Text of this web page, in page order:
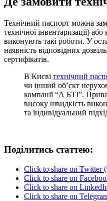
Технічний паспорт можна
технічної інвентаризації)
виконують такі роботи. У
наявність відповідних
сертифікатів.
В Києві технічний
чи інший об’єкт
компанії “А БТІ”.
високу швидкість
та індивідуальний
Поділитись статтею:
Click to share on Twitter
Click to share on
Click to share on
Click to share on